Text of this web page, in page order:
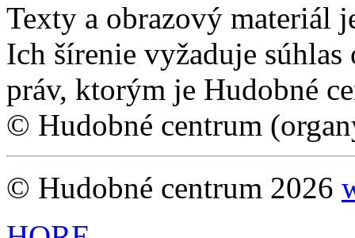
Texty a obrazový materiál
Ich šírenie vyžaduje
práv, ktorým je Hudobné
© Hudobné centrum
© Hudobné centrum 2026